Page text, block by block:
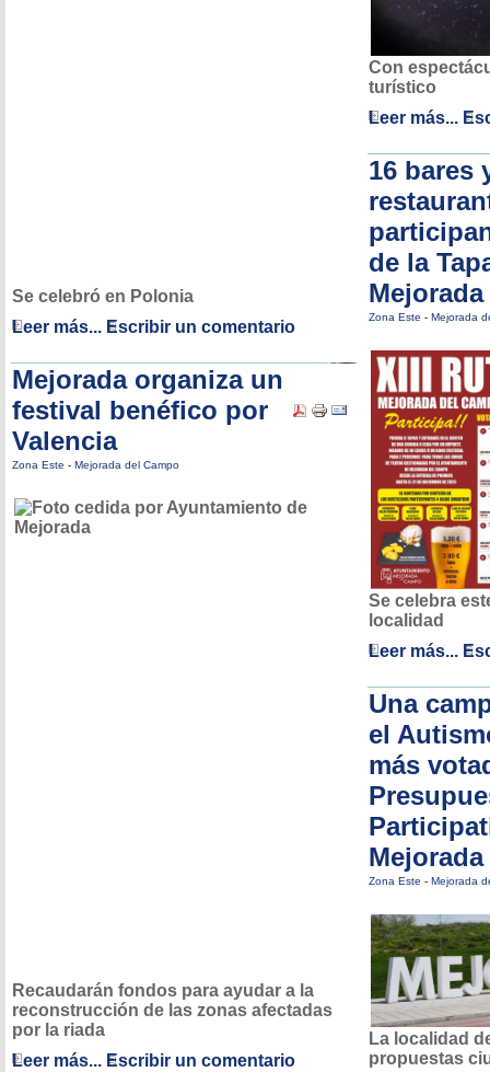
Se celebró en Polonia
Leer más... Escribir un comentario
Mejorada organiza un
festival benéfico por
Valencia
Zona Este - Mejorada del Campo
Recaudarán fondos para ayudar a la
reconstrucción de las zonas afectadas
por la riada
Leer más... Escribir un comentario
Con
turístico
Leer más...
16 bares
de la
Mejorada
Zona Este - Mejorada
Se celebra
localidad
Leer más...
Una
el
más
Mejorada
Zona Este - Mejorada
La localidad
propuestas